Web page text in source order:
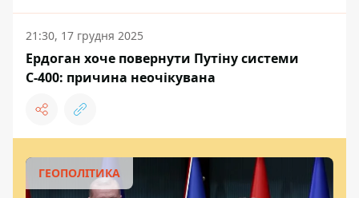
21:30, 17 грудня 2025
Ердоган хоче повернути Путіну системи
С-400: причина неочікувана
ГЕОПОЛІТИКА